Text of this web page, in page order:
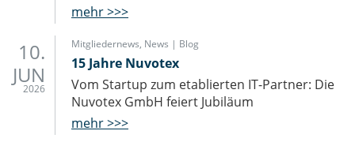
mehr >>>
10.
JUN
2026
Mitgliedernews, News | Blog
15 Jahre Nuvotex
Vom Startup zum etablierten IT-Partner: Die
Nuvotex GmbH feiert Jubiläum
mehr >>>